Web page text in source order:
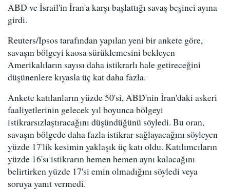
ABD ve İsrail'in İran'a karşı başlattığı savaş beşinci ayına
girdi.
Reuters/Ipsos tarafından yapılan yeni bir ankete göre,
savaşın bölgeyi kaosa sürüklemesini bekleyen
Amerikalıların sayısı daha istikrarlı hale getireceğini
düşünenlere kıyasla üç kat daha fazla.
Ankete katılanların yüzde 50'si, ABD'nin İran'daki askeri
faaliyetlerinin gelecek yıl boyunca bölgeyi
istikrarsızlaştıracağını düşündüğünü söyledi. Bu oran,
savaşın bölgede daha fazla istikrar sağlayacağını söyleyen
yüzde 17'lik kesimin yaklaşık üç katı oldu. Katılımcıların
yüzde 16'sı istikrarın hemen hemen aynı kalacağını
belirtirken yüzde 17'si emin olmadığını söyledi veya
soruya yanıt vermedi.